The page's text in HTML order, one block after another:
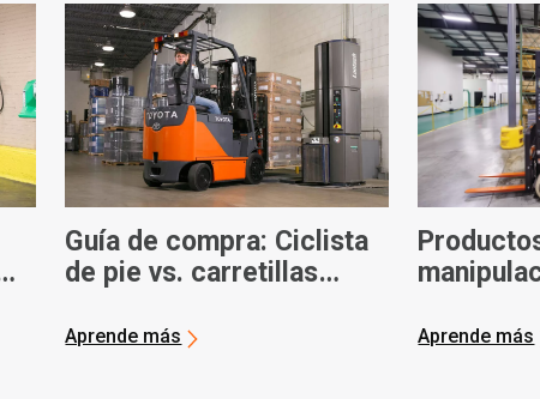
Guía de compra: Ciclista
de pie vs. carretillas
sentadas
Aprende más
Vídeos
Aprende más